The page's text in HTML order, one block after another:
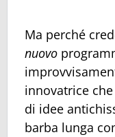
Ma perché
nuovo
innovatrice
di idee
barba lunga